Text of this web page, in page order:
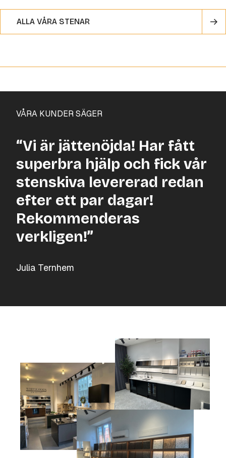
ALLA VÅRA STENAR
VÅRA KUNDER SÄGER
“Vi är jättenöjda! Har fått
superbra hjälp och fick vår
stenskiva levererad redan
efter ett par dagar!
Rekommenderas
verkligen!”
Julia Ternhem